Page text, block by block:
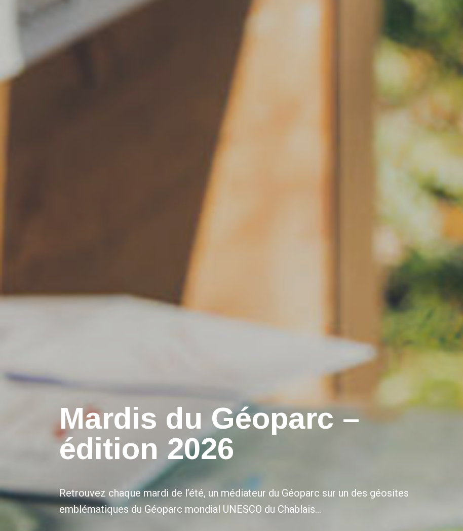
Mardis du Géoparc –
édition 2026
Retrouvez chaque mardi de l’été, un médiateur du Géoparc sur un des géosites
emblématiques du Géoparc mondial UNESCO du Chablais…